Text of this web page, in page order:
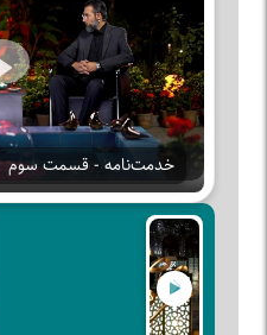
Play
خدمت‌نامه - قسمت سوم